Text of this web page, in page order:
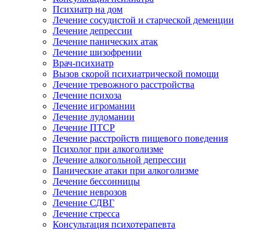
Психиатр на дом
Лечение сосудистой и старческой деменции
Лечение депрессии
Лечение панических атак
Лечение шизофрении
Врач-психиатр
Вызов скорой психиатрической помощи
Лечение тревожного расстройства
Лечение психоза
Лечение игромании
Лечение лудомании
Лечение ПТСР
Лечение расстройств пищевого поведения
Психолог при алкоголизме
Лечение алкогольной депрессии
Панические атаки при алкоголизме
Лечение бессонницы
Лечение неврозов
Лечение СДВГ
Лечение стресса
Консультация психотерапевта